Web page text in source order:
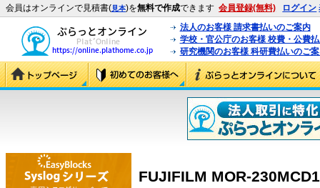
会員はオンラインで見積書(見本)を無料で作成できます 会員登録(無料) ログイン
法人のお客様 請求書払いのご案内
学校・官公庁のお客様 校費・公費
研究機関のお客様 科研費払いのご
FUJIFILM MOR-